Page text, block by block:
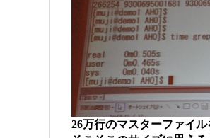
26万行のマスターファイ